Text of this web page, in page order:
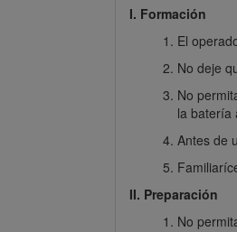
I. Formación
El
No deje
No
la batería
Antes de
II. Preparación
No